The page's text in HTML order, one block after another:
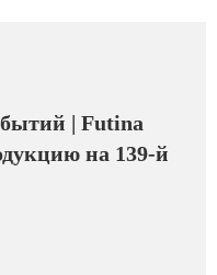
| Futina
на 139-й